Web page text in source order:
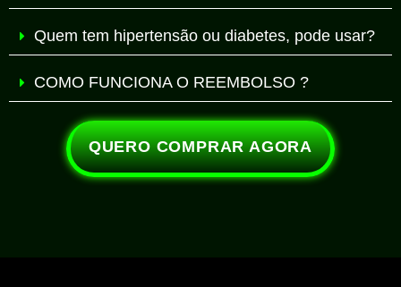
Quem tem hipertensão ou diabetes, pode usar?
COMO FUNCIONA O REEMBOLSO ?
QUERO COMPRAR AGORA